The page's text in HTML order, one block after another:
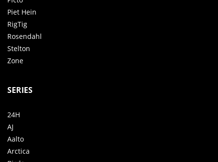
Piet Hein
RigTig
Rosendahl
Stelton
Zone
SERIES
24H
AJ
Aalto
Arctica